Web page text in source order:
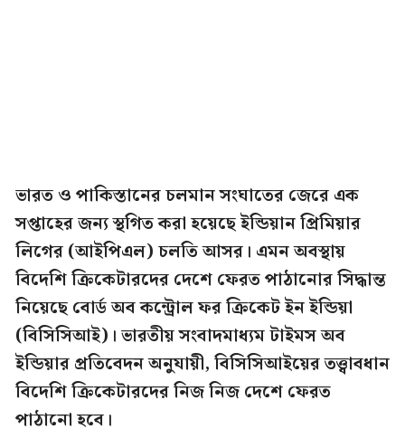
ভারত ও পাকিস্তানের চলমান সংঘাতের জেরে এক
সপ্তাহের জন্য স্থগিত করা হয়েছে ইন্ডিয়ান প্রিমিয়ার
লিগের (আইপিএল) চলতি আসর। এমন অবস্থায়
বিদেশি ক্রিকেটারদের দেশে ফেরত পাঠানোর সিদ্ধান্ত
নিয়েছে বোর্ড অব কন্ট্রোল ফর ক্রিকেট ইন ইন্ডিয়া
(বিসিসিআই)। ভারতীয় সংবাদমাধ্যম টাইমস অব
ইন্ডিয়ার প্রতিবেদন অনুযায়ী, বিসিসিআইয়ের তত্ত্বাবধান
বিদেশি ক্রিকেটারদের নিজ নিজ দেশে ফেরত
পাঠানো হবে।